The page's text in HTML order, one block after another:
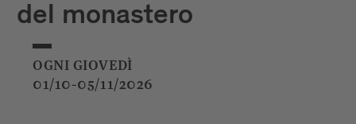
del monastero
OGNI GIOVEDÌ
01/10-05/11/2026